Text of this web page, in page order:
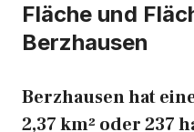
Fläche und
Berzhausen
Berzhausen hat
2,37 km² oder 237